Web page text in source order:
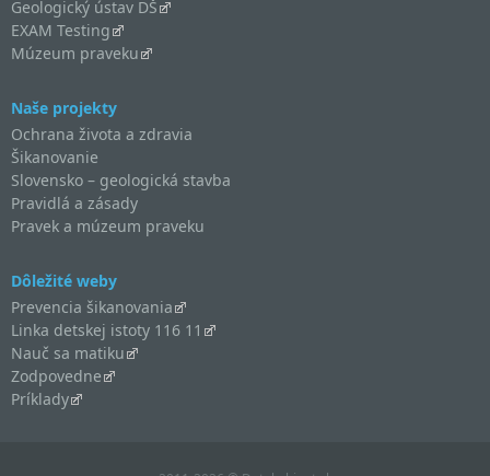
Geologický ústav DŠ
EXAM Testing
Múzeum praveku
Naše projekty
Ochrana života a zdravia
Šikanovanie
Slovensko – geologická stavba
Pravidlá a zásady
Pravek a múzeum praveku
Dôležité weby
Prevencia šikanovania
Linka detskej istoty 116 11
Nauč sa matiku
Zodpovedne
Príklady